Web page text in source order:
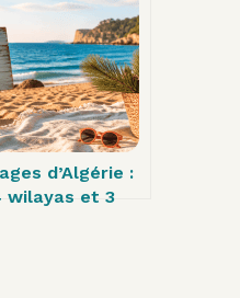
rejoindre
vol en toute
d’Algérie :
wilayas et 3